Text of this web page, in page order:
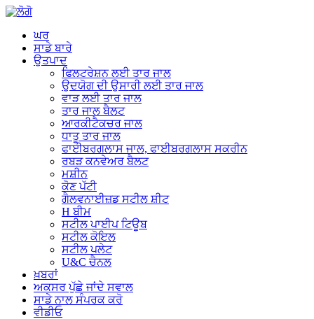
ਘਰ
ਸਾਡੇ ਬਾਰੇ
ਉਤਪਾਦ
ਫਿਲਟਰੇਸ਼ਨ ਲਈ ਤਾਰ ਜਾਲ
ਉਦਯੋਗ ਦੀ ਉਸਾਰੀ ਲਈ ਤਾਰ ਜਾਲ
ਵਾੜ ਲਈ ਤਾਰ ਜਾਲ
ਤਾਰ ਜਾਲ ਬੈਲਟ
ਆਰਕੀਟੈਕਚਰ ਜਾਲ
ਧਾਤੂ ਤਾਰ ਜਾਲ
ਫਾਈਬਰਗਲਾਸ ਜਾਲ, ਫਾਈਬਰਗਲਾਸ ਸਕਰੀਨ
ਰਬੜ ਕਨਵੇਅਰ ਬੈਲਟ
ਮਸ਼ੀਨ
ਕੋਣ ਪੱਟੀ
ਗੈਲਵਨਾਈਜ਼ਡ ਸਟੀਲ ਸ਼ੀਟ
H ਬੀਮ
ਸਟੀਲ ਪਾਈਪ ਟਿਊਬ
ਸਟੀਲ ਕੋਇਲ
ਸਟੀਲ ਪਲੇਟ
U&C ਚੈਨਲ
ਖ਼ਬਰਾਂ
ਅਕਸਰ ਪੁੱਛੇ ਜਾਂਦੇ ਸਵਾਲ
ਸਾਡੇ ਨਾਲ ਸੰਪਰਕ ਕਰੋ
ਵੀਡੀਓ